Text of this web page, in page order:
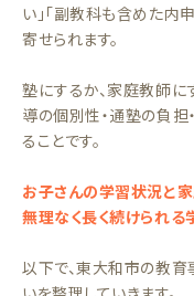
い」「副教科も含めた内
寄せられます。
塾にするか、家庭教師に
導の個別性・通塾の負担
ることです。
お子さんの学習状況と
無理なく長く続けられる
以下で、東大和市の教